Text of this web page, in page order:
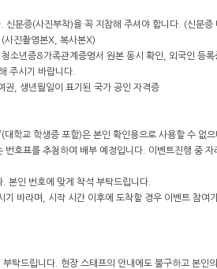
신분증(사진부착)을 꼭 지참해 주셔야 합니다. (신분증
사진촬영본X, 복사본X)
소년증&가족관계증명서 원본 동시 확인, 외국인 등
주시기 바랍니다.
권, 생년월일이 표기된 국가 공인 자격증
대학교 학생증 포함)은 본인 확인용으로 사용할 수 없
호표를 추첨하여 배부 예정입니다. 이벤트진행 중
본인 번호에 맞게 착석 부탁드립니다.
바라며, 시작 시간 이후에 도착할 경우 이벤트 참
탁드립니다. 현장 스태프의 안내에도 불구하고 본인